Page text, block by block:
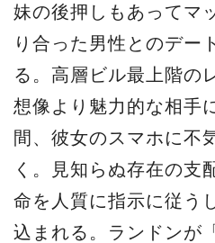
妹の後押しもあってマ
り合った男性とのデー
る。高層ビル最上階の
想像より魅力的な相手
間、彼女のスマホに不
く。見知らぬ存在の支
命を人質に指示に従う
込まれる。ランドンが